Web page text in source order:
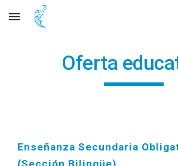
Skip to main content
Oferta
Enseñanza Secundaria
(Sección Bilingüe)